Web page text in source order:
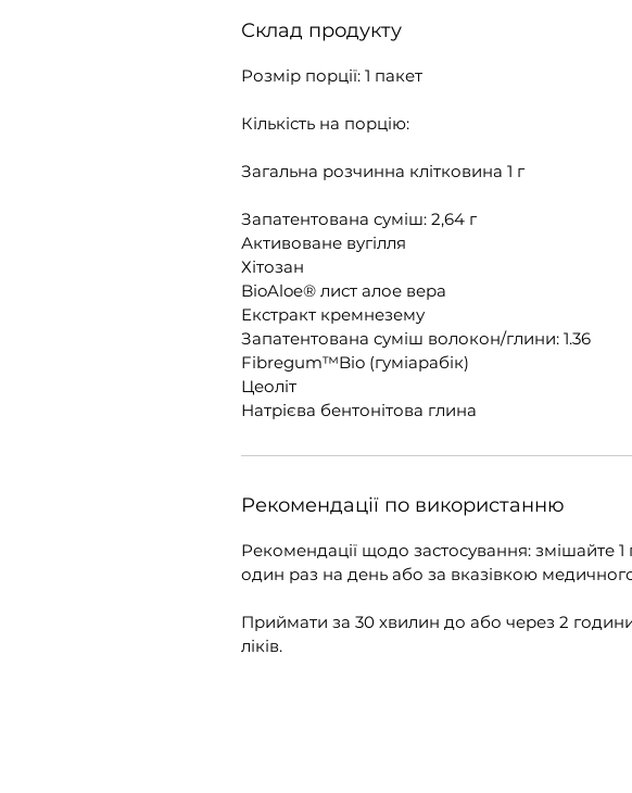
Склад продукту
Розмір порції: 1 пакет
Кількість на порцію:
Загальна розчинна клітковина 1 г
Запатентована суміш: 2,64 г
Активоване вугілля
Хітозан
BioAloe® лист алое вера
Екстракт кремнезему
Запатентована суміш волокон/глини: 1.36
Fibregum™Bio (гуміарабік)
Цеоліт
Натрієва бентонітова глина
Рекомендації по використанню
Рекомендації щодо застосування: змішайте
один раз на день або за вказівкою
Приймати за 30 хвилин до або через 2
ліків.